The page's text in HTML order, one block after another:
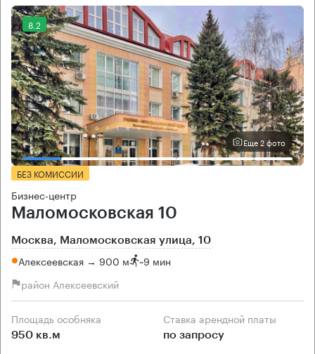
8.2
Еще 2 фото
БЕЗ КОМИССИИ
Бизнес-центр
Маломосковская 10
Москва, Маломосковская улица, 10
Алексеевская → 900 м ~9 мин
район Алексеевский
Площадь особняка
950 кв.м
Ставка арендной платы
по запросу